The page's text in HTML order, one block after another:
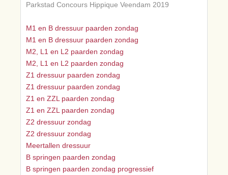
Parkstad Concours Hippique Veendam 2019
M1 en B dressuur paarden zondag
M1 en B dressuur paarden zondag
M2, L1 en L2 paarden zondag
M2, L1 en L2 paarden zondag
Z1 dressuur paarden zondag
Z1 dressuur paarden zondag
Z1 en ZZL paarden zondag
Z1 en ZZL paarden zondag
Z2 dressuur zondag
Z2 dressuur zondag
Meertallen dressuur
B springen paarden zondag
B springen paarden zondag progressief